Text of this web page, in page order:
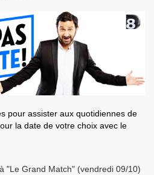
pour assister aux quotidiennes de
la date de votre choix avec le
"Le Grand Match" (vendredi 09/10)